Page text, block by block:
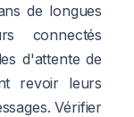
de longues
connectés
d'attente de
revoir leurs
Vérifier